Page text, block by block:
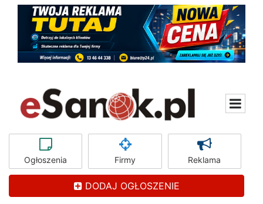
Ogłoszenia Firmy Reklama
DODAJ OGŁOSZENIE